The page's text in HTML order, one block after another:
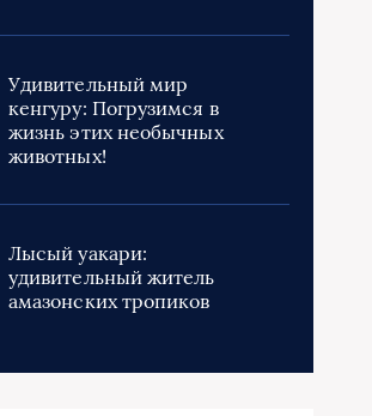
Удивительный мир
кенгуру: Погрузимся в
жизнь этих необычных
животных!
Лысый уакари:
удивительный житель
амазонских тропиков